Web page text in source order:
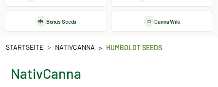
Bonus Seeds Canna Wiki
STARTSEITE NATIVCANNA HUMBOLDT SEEDS
NativCanna